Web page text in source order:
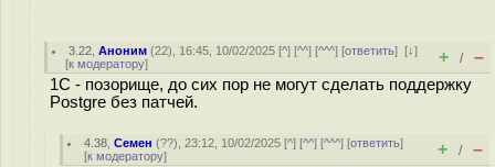
3.22 ,Аноним (22), 16:45, 10/02/2025 [^] [^^] [^^^] [ответить][↓]
[к модератору] + / –
1C - позорище, до сих пор не могут сделать поддержку
Postgre без патчей.
4.38 ,Семен (??), 23:12, 10/02/2025 [^] [^^] [^^^] [ответить]
[к модератору] + / –